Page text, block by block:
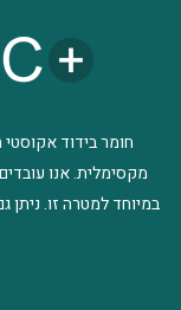
חומר בידוד
מקסימלית. אנו
במיוחד למטרה זו. ניתן